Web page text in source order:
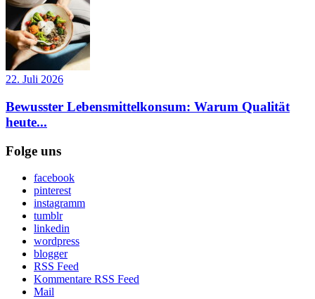
22. Juli 2026
Bewusster Lebensmittelkonsum: Warum Qualität
heute...
Folge uns
facebook
pinterest
instagramm
tumblr
linkedin
wordpress
blogger
RSS Feed
Kommentare RSS Feed
Mail